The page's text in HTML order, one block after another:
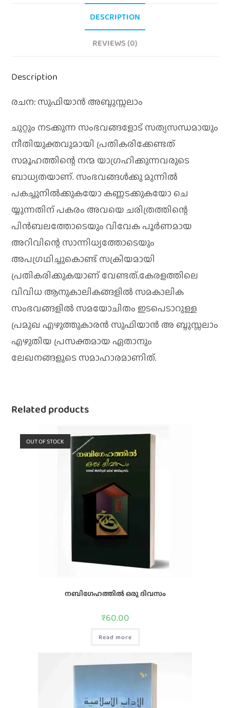
DESCRIPTION
REVIEWS (0)
Description
രചന: സുഫിയാൻ അബ്ദുസ്സലാം
ചുറ്റും നടക്കുന്ന സംഭവങ്ങളോട് സത്യസന്ധമായും
നീതിയുക്തവുമായി പ്രതികരിക്കേണ്ടത്
സമൂഹത്തിന്റെ നന്മ യാഗ്രഹിക്കുന്നവരുടെ
ബാധ്യതയാണ്. സംഭവങ്ങൾക്കു മുന്നിൽ
പകച്ചുനിൽക്കുകയോ കണ്ണടക്കുകയോ ചെ
യ്യുന്നതിന് പകരം അവയെ ചരിത്രത്തിന്റെ
പിൻബലത്തോടെയും വിവേക പൂർണമായ
അറിവിന്റെ സാന്നിധ്യത്തോടെയും
അപഗ്രഥിച്ചുകൊണ്ട് സക്രിയമായി
പ്രതികരിക്കുകയാണ് വേണ്ടത്.കേരളത്തിലെ
വിവിധ ആനുകാലികങ്ങളിൽ സമകാലിക
സംഭവങ്ങളിൽ സമയോചിതം ഇടപെടാറുള്ള
പ്രമുഖ എഴുത്തുകാരൻ സുഫിയാൻ അ ബ്ദുസ്സലാം
എഴുതിയ പ്രസക്തമായ ഏതാനും
ലേഖനങ്ങളുടെ സമാഹാരമാണിത്.
Related products
OUT OF STOCK
നബിഗേഹത്തില്‍ ഒരു ദിവസം
₹60.00
Read more